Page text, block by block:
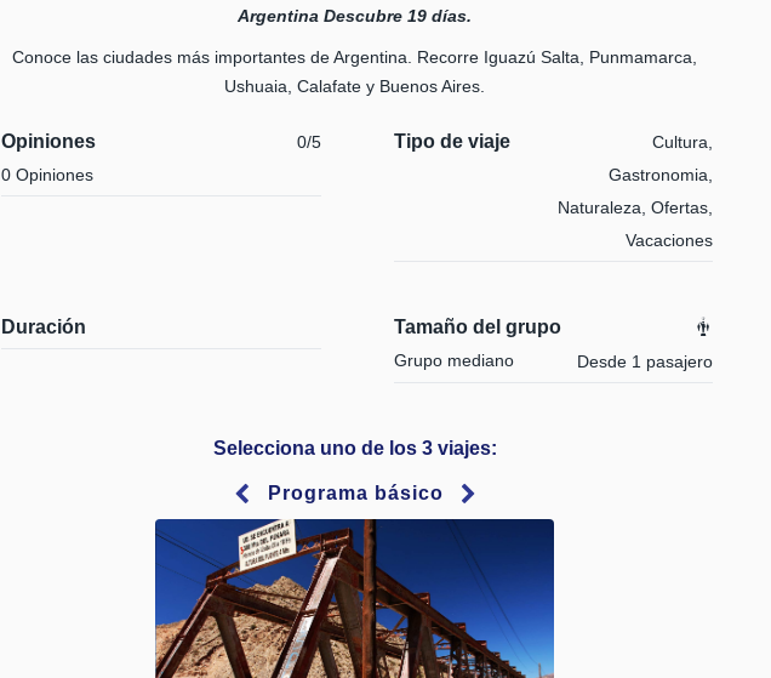
Argentina Descubre 19 días.
Conoce las ciudades más importantes de Argentina. Recorre Iguazú Salta, Punmamarca,
Ushuaia, Calafate y Buenos Aires.
Opiniones
0 Opiniones
0/5 Tipo de viaje
Cultura,
Gastronomia,
Naturaleza, Ofertas,
Vacaciones
Duración Tamaño del grupo
Grupo mediano Desde 1 pasajero
Selecciona uno de los 3 viajes:
Programa básico